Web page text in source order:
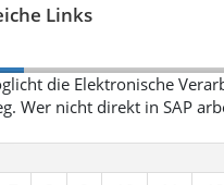
Links
die Elektronische
Wer nicht direkt in SAP